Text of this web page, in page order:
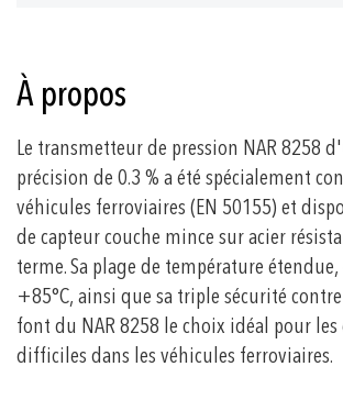
À propos
Le transmetteur de pression NAR 8258
précision de 0.3 % a été spécialement
véhicules ferroviaires (EN 50155) et
de capteur couche mince sur acier
terme. Sa plage de température étendue,
+85°C, ainsi que sa triple sécurité
font du NAR 8258 le choix idéal pour
difficiles dans les véhicules ferroviaires.